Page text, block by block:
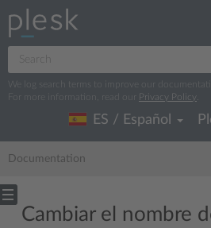
We log search terms to improve our
For more information, read our
Privacy Policy
ES / Español
Documentation
Cambiar el nombre